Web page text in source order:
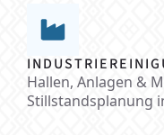
Hallen, Anlagen &
Stillstandsplanung